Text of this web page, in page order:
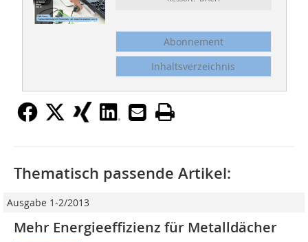
Abonnement
Inhaltsverzeichnis
Thematisch passende Artikel:
Ausgabe 1-2/2013
Mehr Energieeffizienz für Metalldächer